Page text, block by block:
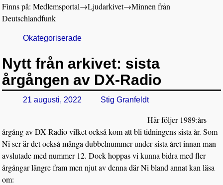
Finns på: Medlemsportal→Ljudarkivet→Minnen från
Deutschlandfunk
Okategoriserade
Nytt från arkivet: sista
årgången av DX-Radio
21 augusti, 2022 Stig Granfeldt
Här följer 1989:års
årgång av DX-Radio vilket också kom att bli tidningens sista år. Som
Ni ser är det också många dubbelnummer under sista året innan man
avslutade med nummer 12. Dock hoppas vi kunna bidra med fler
årgångar längre fram men njut av denna där Ni bland annat kan läsa
om: